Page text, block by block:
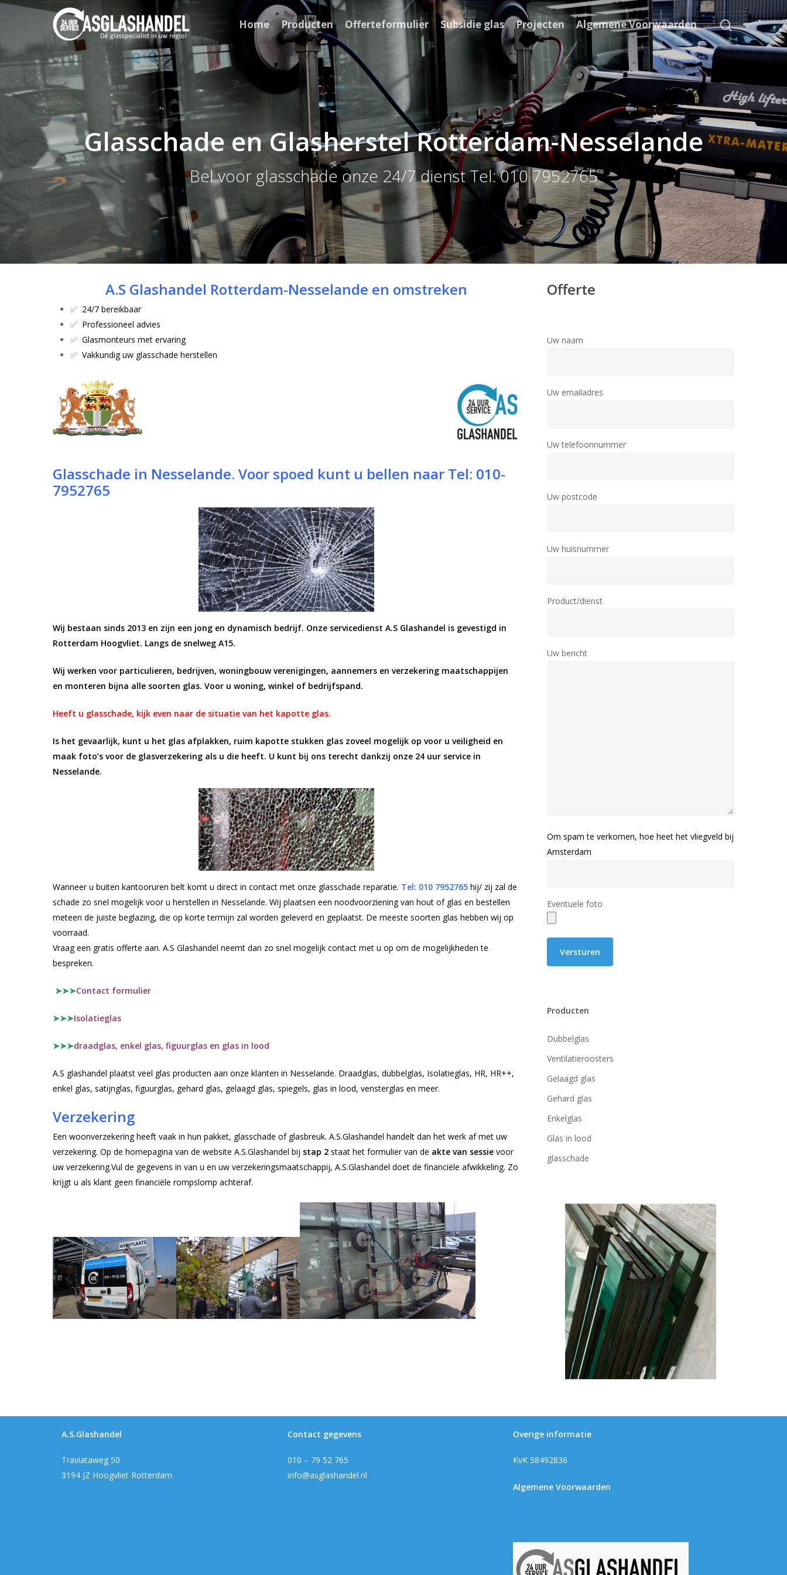
Hit enter to search or ESC to close
Home Producten Offerteformulier Subsidie glas Projecten Algemene Voorwaarden
Glasschade en Glasherstel Rotterdam-Nesselande
Bel voor glasschade onze 24/7 dienst Tel: 010 7952765
A.S Glashandel Rotterdam-Nesselande en omstreken
✅ 24/7 bereikbaar
✅ Professioneel advies
✅ Glasmonteurs met ervaring
✅ Vakkundig uw glasschade herstellen
Glasschade in Nesselande. Voor spoed kunt u bellen naar Tel: 010-
7952765
Wij bestaan sinds 2013 en zijn een jong en dynamisch bedrijf. Onze servicedienst A.S Glashandel is gevestigd in
Rotterdam Hoogvliet. Langs de snelweg A15.
Wij werken voor particulieren, bedrijven, woningbouw verenigingen, aannemers en verzekering maatschappijen
en monteren bijna alle soorten glas. Voor u woning, winkel of bedrijfspand.
Heeft u glasschade, kijk even naar de situatie van het kapotte glas.
Is het gevaarlijk, kunt u het glas afplakken, ruim kapotte stukken glas zoveel mogelijk op voor u veiligheid en
maak foto’s voor de glasverzekering als u die heeft. U kunt bij ons terecht dankzij onze 24 uur service in
Nesselande.
Wanneer u buiten kantooruren belt komt u direct in contact met onze glasschade reparatie. Tel: 010 7952765 hij/ zij zal de
schade zo snel mogelijk voor u herstellen in Nesselande. Wij plaatsen een noodvoorziening van hout of glas en bestellen
meteen de juiste beglazing, die op korte termijn zal worden geleverd en geplaatst. De meeste soorten glas hebben wij op
voorraad.
Vraag een gratis offerte aan. A.S Glashandel neemt dan zo snel mogelijk contact met u op om de mogelijkheden te
bespreken.
➤➤➤Contact formulier
➤➤➤Isolatieglas
➤➤➤draadglas, enkel glas, figuurglas en glas in lood
A.S glashandel plaatst veel glas producten aan onze klanten in Nesselande. Draadglas, dubbelglas, Isolatieglas, HR, HR++,
enkel glas, satijnglas, figuurglas, gehard glas, gelaagd glas, spiegels, glas in lood, vensterglas en meer.
Verzekering
Een woonverzekering heeft vaak in hun pakket, glasschade of glasbreuk. A.S.Glashandel handelt dan het werk af met uw
verzekering. Op de homepagina van de website A.S.Glashandel bij stap 2 staat het formulier van de akte van sessie voor
uw verzekering.Vul de gegevens in van u en uw verzekeringsmaatschappij, A.S.Glashandel doet de financiële afwikkeling. Zo
krijgt u als klant geen financiële rompslomp achteraf.
Offerte
Uw naam
Uw emailadres
Uw telefoonnummer
Uw postcode
Uw huisnummer
Product/dienst
Uw bericht
Om spam te verkomen, hoe heet het vliegveld bij
Amsterdam
Eventuele foto
Producten
Dubbelglas
Ventilatieroosters
Gelaagd glas
Gehard glas
Enkelglas
Glas in lood
glasschade
A.S.Glashandel
Traviataweg 50
3194 JZ Hoogvliet Rotterdam
Contact gegevens
010 – 79 52 765
info@asglashandel.nl
Overige informatie
KvK 58492836
Algemene Voorwaarden